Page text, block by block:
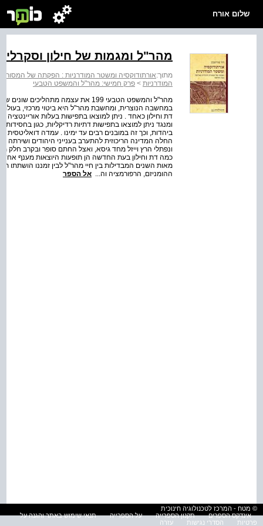
שלום אורח
מהר"ל ומגמות של חילון
מתוך:אורתודוקסיה ומשטר המודרניות : הפקתה של
המודרניות > פרק חמישי: מהר"ל והמשפט הטבעי
מהר"ל והמשפט הטבעי 199 את עצמה
במחשבה הנוצרית, ומחשבת מהר"ל היא ביטוי מרכזי,
דת וחילון כאחד . ניתן למוצאו בתפישות בעלות אוריינטציה
ומנגד ניתן למוצאו בתפישות דתיות רדיקליות, כגון
ביהדות, וכך זה במובנים רבים עד ימינו . עמדה
החלה המדינה הריכוזית להתערב בענייני היהודים ושירתה
כמה דת וחילון בעת החדשה הן תופעות היוצאות מענף
מאות השנים המבדילות בין חיי מהר"ל לבין זמננו הושתתו
ההומניזם, הרפורמציה וה... אל הספר
© מטח - המרכז לטכנולוגיה חינוכית
אינדקס הספרים
תקנון הספרייה על הספרייה
תנאי שימוש באתר והגנה על
פרטיות
הסדרי נגישות עזרה